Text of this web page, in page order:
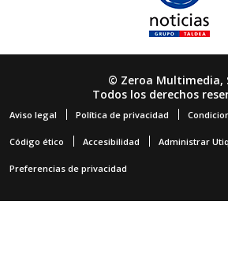
© Zeroa Multimedia,
Todos los derechos
Aviso legal Política de privacidad
Código ético Accesibilidad Administrar Utiq
Preferencias de privacidad